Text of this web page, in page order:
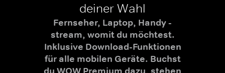
deiner Wahl
Fernseher, Laptop, Handy -
stream, womit du möchtest.
Inklusive Download-Funktionen
für alle mobilen Geräte. Buchst
du WOW Premium dazu, stehen